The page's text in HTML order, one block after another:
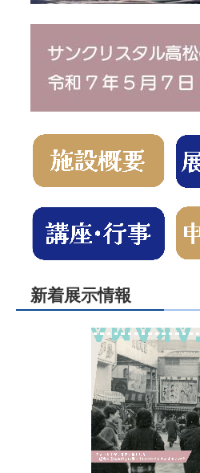
新着展示情報